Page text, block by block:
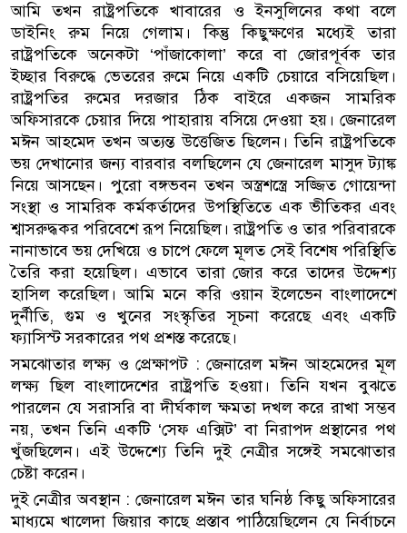
আমি তখন রাষ্ট্রপতিকে খাবারের ও ইনসুলিনের কথা বলে
ডাইনিং রুম নিয়ে গেলাম। কিন্তু কিছুক্ষণের মধ্যেই তারা
রাষ্ট্রপতিকে অনেকটা ‘পাঁজাকোলা’ করে বা জোরপূর্বক তার
ইচ্ছার বিরুদ্ধে ভেতরের রুমে নিয়ে একটি চেয়ারে বসিয়েছিল।
রাষ্ট্রপতির রুমের দরজার ঠিক বাইরে একজন সামরিক
অফিসারকে চেয়ার দিয়ে পাহারায় বসিয়ে দেওয়া হয়। জেনারেল
মঈন আহমেদ তখন অত্যন্ত উত্তেজিত ছিলেন। তিনি রাষ্ট্রপতিকে
ভয় দেখানোর জন্য বারবার বলছিলেন যে জেনারেল মাসুদ ট্যাঙ্ক
নিয়ে আসছেন। পুরো বঙ্গভবন তখন অস্ত্রশস্ত্রে সজ্জিত গোয়েন্দা
সংস্থা ও সামরিক কর্মকর্তাদের উপস্থিতিতে এক ভীতিকর এবং
শ্বাসরুদ্ধকর পরিবেশে রূপ নিয়েছিল। রাষ্ট্রপতি ও তার পরিবারকে
নানাভাবে ভয় দেখিয়ে ও চাপে ফেলে মূলত সেই বিশেষ পরিস্থিতি
তৈরি করা হয়েছিল। এভাবে তারা জোর করে তাদের উদ্দেশ্য
হাসিল করেছিল। আমি মনে করি ওয়ান ইলেভেন বাংলাদেশে
দুর্নীতি, গুম ও খুনের সংস্কৃতির সূচনা করেছে এবং একটি
ফ্যাসিস্ট সরকারের পথ প্রশস্ত করেছে।
সমঝোতার লক্ষ্য ও প্রেক্ষাপট : জেনারেল মঈন আহমেদের মূল
লক্ষ্য ছিল বাংলাদেশের রাষ্ট্রপতি হওয়া। তিনি যখন বুঝতে
পারলেন যে সরাসরি বা দীর্ঘকাল ক্ষমতা দখল করে রাখা সম্ভব
নয়, তখন তিনি একটি ‘সেফ এক্সিট’ বা নিরাপদ প্রস্থানের পথ
খুঁজছিলেন। এই উদ্দেশ্যে তিনি দুই নেত্রীর সঙ্গেই সমঝোতার
চেষ্টা করেন।
দুই নেত্রীর অবস্থান : জেনারেল মঈন তার ঘনিষ্ঠ কিছু অফিসারের
মাধ্যমে খালেদা জিয়ার কাছে প্রস্তাব পাঠিয়েছিলেন যে নির্বাচনে